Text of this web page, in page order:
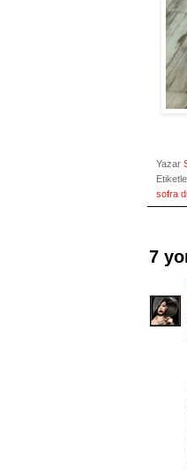
Yazar
sofra
7